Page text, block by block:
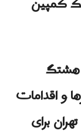
هشتگ
و اقدامات
برای